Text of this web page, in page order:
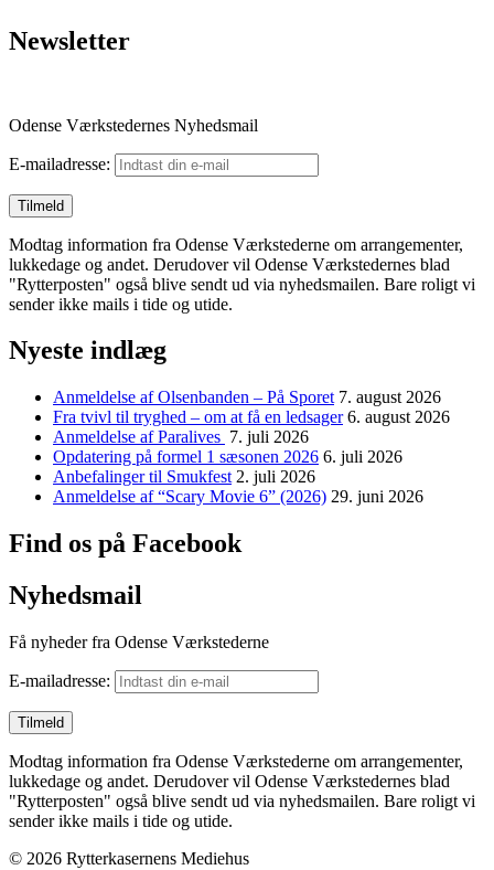
Newsletter
Odense Værkstedernes Nyhedsmail
E-mailadresse:
Modtag information fra Odense Værkstederne om arrangementer,
lukkedage og andet. Derudover vil Odense Værkstedernes blad
"Rytterposten" også blive sendt ud via nyhedsmailen. Bare roligt vi
sender ikke mails i tide og utide.
Nyeste indlæg
Anmeldelse af Olsenbanden – På Sporet 7. august 2026
Fra tvivl til tryghed – om at få en ledsager 6. august 2026
Anmeldelse af Paralives 7. juli 2026
Opdatering på formel 1 sæsonen 2026 6. juli 2026
Anbefalinger til Smukfest 2. juli 2026
Anmeldelse af “Scary Movie 6” (2026) 29. juni 2026
Find os på Facebook
Nyhedsmail
Få nyheder fra Odense Værkstederne
E-mailadresse:
Modtag information fra Odense Værkstederne om arrangementer,
lukkedage og andet. Derudover vil Odense Værkstedernes blad
"Rytterposten" også blive sendt ud via nyhedsmailen. Bare roligt vi
sender ikke mails i tide og utide.
© 2026 Rytterkasernens Mediehus